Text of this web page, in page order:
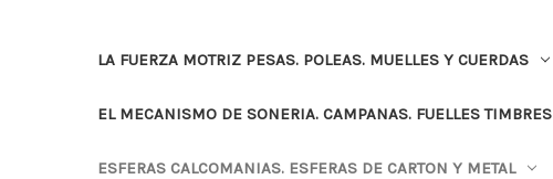
LA FUERZA MOTRIZ PESAS. POLEAS. MUELLES Y CUERDAS
EL MECANISMO DE SONERIA. CAMPANAS. FUELLES TIMBRES
ESFERAS CALCOMANIAS. ESFERAS DE CARTON Y METAL